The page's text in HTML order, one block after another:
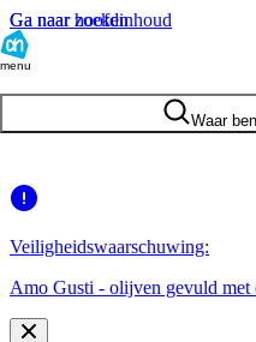
Ga naar hoofdinhoud
Ga naar zoeken
menu
Waar
Veiligheidswaarschuwing:
Amo Gusti - olijven gevuld met